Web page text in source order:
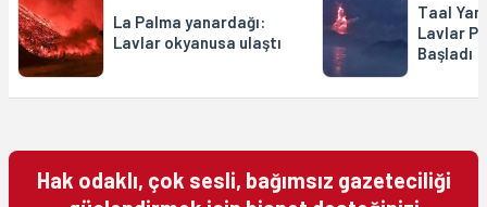
La Palma yanardağı:
Lavlar okyanusa ulaştı
Taal
Lavlar
Başladı
Hak odaklı, çok sesli, bağımsız gazeteciliği